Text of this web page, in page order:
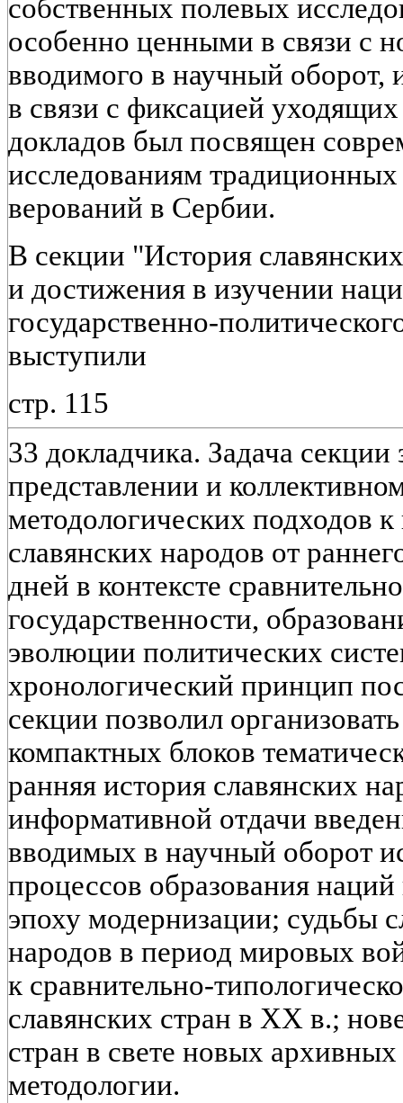
собственных полевых
особенно ценными в связи с
вводимого в научный оборот,
в связи с фиксацией
докладов был посвящен
исследованиям
верований в Сербии.
В секции "История
и достижения в изучении
государственно-
выступили
стр. 115
33 докладчика. Задача секции
представлении и
методологических подходов
славянских народов от
дней в контексте
государственности,
эволюции политических
хронологический принцип
секции позволил
компактных блоков
ранняя история славянских
информативной отдачи
вводимых в научный оборот
процессов образования наций
эпоху модернизации; судьбы
народов в период мировых
к сравнительно-
славянских стран в XX в.;
стран в свете новых
методологии.